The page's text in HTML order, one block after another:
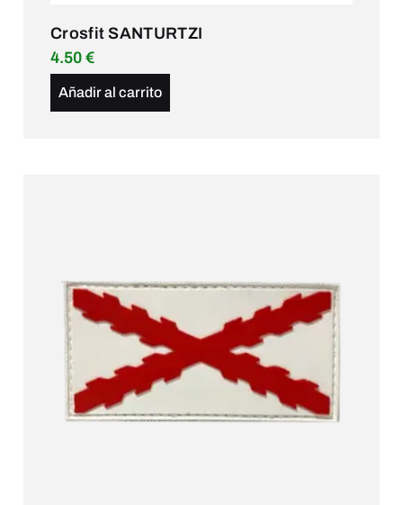
Crosfit SANTURTZI
4.50 €
Añadir al carrito